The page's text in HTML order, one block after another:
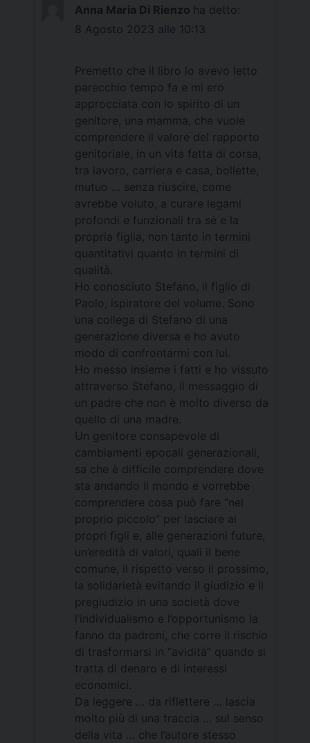
Anna Maria Di Rienzo ha detto:
8 Agosto 2023 alle 10:13
Premetto che il libro lo avevo letto
parecchio tempo fa e mi ero
approcciata con lo spirito di un
genitore, una mamma, che vuole
comprendere il valore del rapporto
genitoriale, in un vita fatta di corsa,
tra lavoro, carriera e casa, bollette,
mutuo … senza riuscire, come
avrebbe voluto, a curare legami
profondi e funzionali tra sé e la
propria figlia, non tanto in termini
quantitativi quanto in termini di
qualità.
Ho conosciuto Stefano, il figlio di
Paolo, ispiratore del volume. Sono
una collega di Stefano di una
generazione diversa e ho avuto
modo di confrontarmi con lui.
Ho messo insieme i fatti e ho vissuto
attraverso Stefano, il messaggio di
un padre che non è molto diverso da
quello di una madre.
Un genitore consapevole di
cambiamenti epocali generazionali,
sa che è difficile comprendere dove
sta andando il mondo e vorrebbe
comprendere cosa può fare “nel
proprio piccolo” per lasciare ai
propri figli e, alle generazioni future,
un’eredità di valori, quali il bene
comune, il rispetto verso il prossimo,
la solidarietà evitando il giudizio e il
pregiudizio in una società dove
l’individualismo e l’opportunismo la
fanno da padroni, che corre il rischio
di trasformarsi in “avidità” quando si
tratta di denaro e di interessi
economici.
Da leggere … da riflettere … lascia
molto più di una traccia … sul senso
della vita … che l’autore stesso